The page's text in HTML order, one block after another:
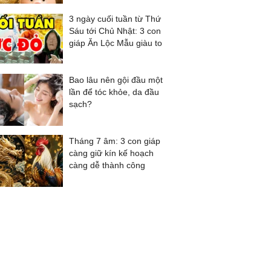
3 ngày cuối tuần từ Thứ
Sáu tới Chủ Nhật: 3 con
giáp Ăn Lộc Mẫu giàu to
Bao lâu nên gội đầu một
lần để tóc khỏe, da đầu
sạch?
Tháng 7 âm: 3 con giáp
càng giữ kín kế hoạch
càng dễ thành công